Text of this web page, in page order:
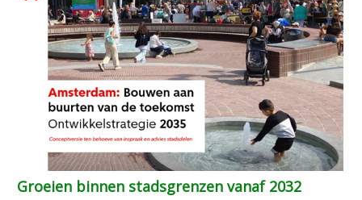
Groeien binnen stadsgrenzen vanaf 2032